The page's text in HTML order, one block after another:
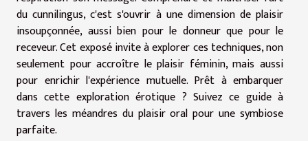
du cunnilingus, c'est s'ouvrir à une dimension de plaisir
insoupçonnée, aussi bien pour le donneur que pour le
receveur. Cet exposé invite à explorer ces techniques, non
seulement pour accroître le plaisir féminin, mais aussi
pour enrichir l'expérience mutuelle. Prêt à embarquer
dans cette exploration érotique ? Suivez ce guide à
travers les méandres du plaisir oral pour une symbiose
parfaite.